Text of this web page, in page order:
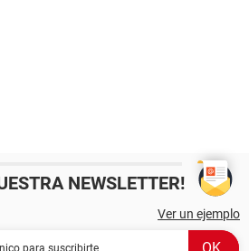
NEWSLETTER!
Ver un ejemplo